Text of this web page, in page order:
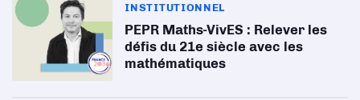
INSTITUTIONNEL
PEPR Maths-VivES : Relever les
défis du 21e siècle avec les
mathématiques